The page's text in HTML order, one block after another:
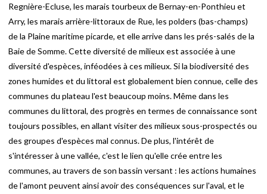
Regnière-Ecluse, les marais tourbeux de Bernay-en-Ponthieu et
Arry, les marais arrière-littoraux de Rue, les polders (bas-champs)
de la Plaine maritime picarde, et elle arrive dans les prés-salés de la
Baie de Somme. Cette diversité de milieux est associée à une
diversité d'espèces, inféodées à ces milieux. Si la biodiversité des
zones humides et du littoral est globalement bien connue, celle des
communes du plateau l'est beaucoup moins. Même dans les
communes du littoral, des progrès en termes de connaissance sont
toujours possibles, en allant visiter des milieux sous-prospectés ou
des groupes d'espèces mal connus. De plus, l'intérêt de
s'intéresser à une vallée, c'est le lien qu'elle crée entre les
communes, au travers de son bassin versant : les actions humaines
de l'amont peuvent ainsi avoir des conséquences sur l'aval, et le